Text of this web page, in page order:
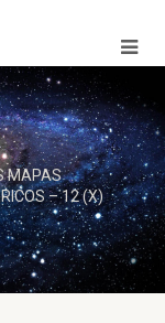
MAPAS
– 12 (X)